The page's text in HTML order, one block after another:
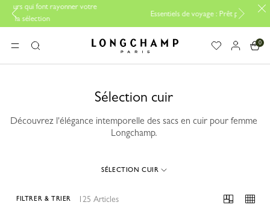
votre
Essentiels de voyage : Prêt pour partir |Découvrir
MENURechercher Longchamp - Accueil
0
Sélection cuir
Découvrez l'élégance intemporelle des sacs en cuir pour femme
Longchamp.
SÉLECTION CUIR
125 Articles
FILTRER & TRIER